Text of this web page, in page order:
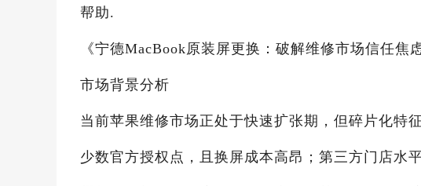
帮助.
《宁德MacBook原装屏更换：破解维修市场信任焦
市场背景分析
当前苹果维修市场正处于快速扩张期，但碎片化
少数官方授权点，且换屏成本高昂；第三方门店水